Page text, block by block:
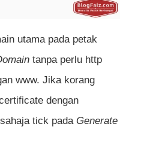
utama pada petak
tanpa perlu http
www. Jika korang
dengan
tick pada Generate